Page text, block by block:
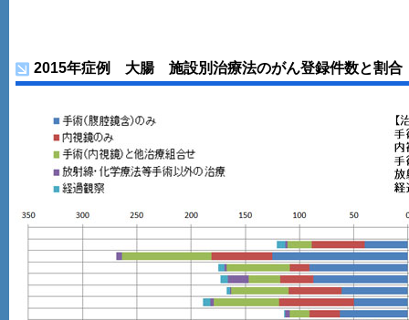
2015年症例 大腸 施設別治療法のがん登録件数と割合